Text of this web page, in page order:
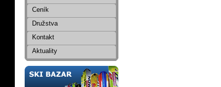
Ceník
Družstva
Kontakt
Aktuality